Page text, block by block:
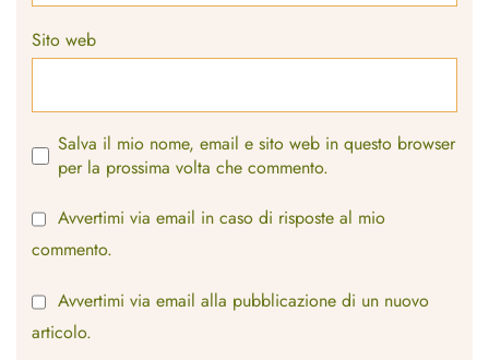
Sito web
Salva il mio nome, email e sito web in questo browser
per la prossima volta che commento.
Avvertimi via email in caso di risposte al mio
commento.
Avvertimi via email alla pubblicazione di un nuovo
articolo.